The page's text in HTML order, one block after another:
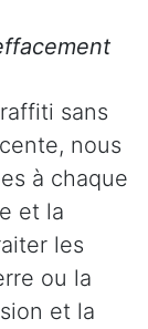
sans
nous
à chaque
et la
les
ou la
et la